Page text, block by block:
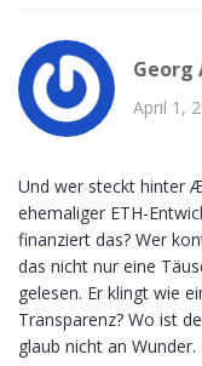
Georg
April 1,
Und wer steckt hinter
ehemaliger ETH-
finanziert das? Wer
das nicht nur eine
gelesen. Er klingt wie
Transparenz? Wo ist
glaub nicht an